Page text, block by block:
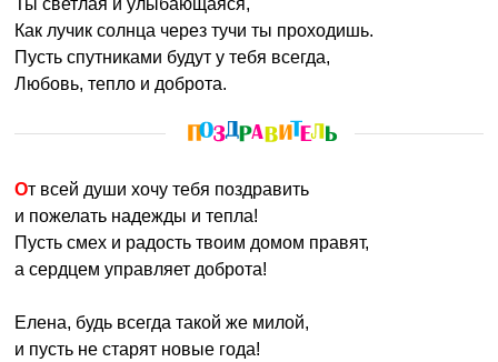
Ты светлая и улыбающаяся,
Как лучик солнца через тучи ты проходишь.
Пусть спутниками будут у тебя всегда,
Любовь, тепло и доброта.
От всей души хочу тебя поздравить
и пожелать надежды и тепла!
Пусть смех и радость твоим домом правят,
а сердцем управляет доброта!
Елена, будь всегда такой же милой,
и пусть не старят новые года!